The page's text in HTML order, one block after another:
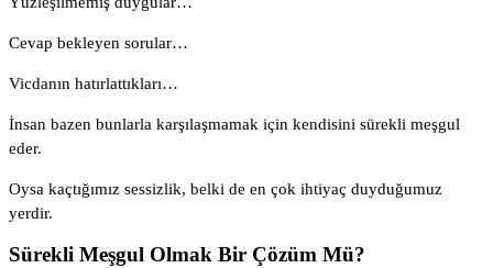
Cevap bekleyen sorular…
Vicdanın hatırlattıkları…
İnsan bazen bunlarla karşılaşmamak için kendisini sürekli meşgul
eder.
Oysa kaçtığımız sessizlik, belki de en çok ihtiyaç duyduğumuz
yerdir.
Sürekli Meşgul Olmak Bir Çözüm Mü?